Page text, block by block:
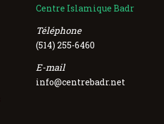
Centre Islamique Badr
Téléphone
(514) 255-6460
E-mail
info@centrebadr.net